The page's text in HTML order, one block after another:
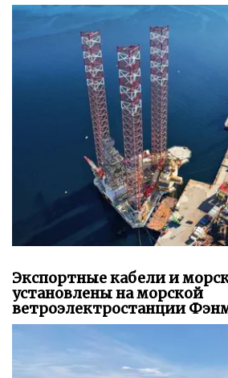
Экспортные кабели и
установлены на морской
ветроэлектростанции